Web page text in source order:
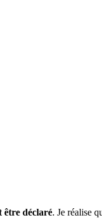
être déclaré. Je réalise